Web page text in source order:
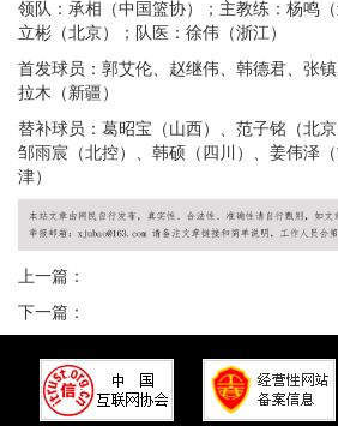
领队：承相（中国篮协）；主教练：杨鸣
立彬（北京）；队医：徐伟（浙江）
首发球员：郭艾伦、赵继伟、韩德君、张
拉木（新疆）
替补球员：葛昭宝（山西）、范子铭（北京
邹雨宸（北控）、韩硕（四川）、姜伟泽
津）
上一篇：
下一篇：